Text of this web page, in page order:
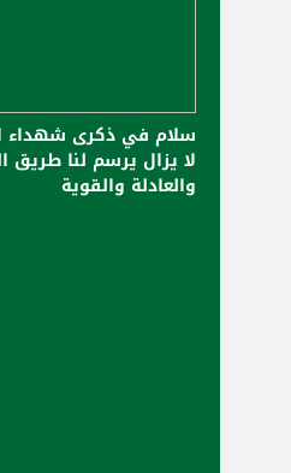
سلام في ذكرى شهداء
لا يزال يرسم لنا طريق
والعادلة والقوية